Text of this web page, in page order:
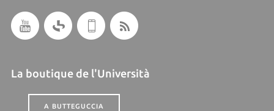
La boutique de l'Università
A BUTTEGUCCIA